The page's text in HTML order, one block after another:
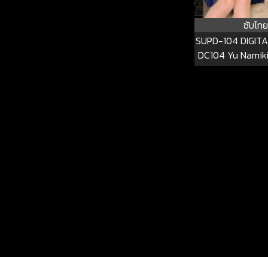
ซับไทย
SUPD-104
DC104 Yu